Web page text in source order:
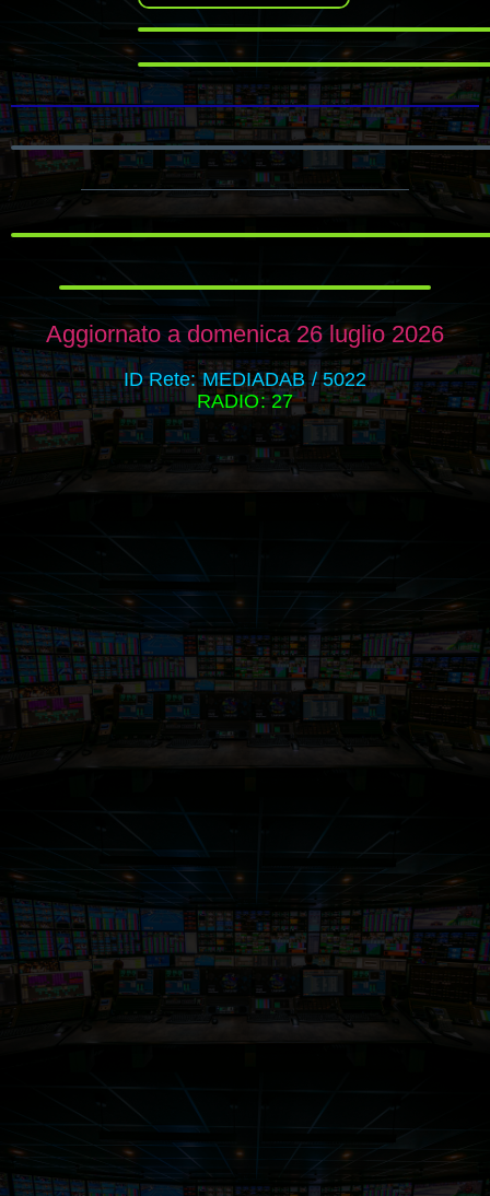
Aggiornato a domenica 26 luglio 2026
ID Rete: MEDIADAB / 5022
RADIO: 27